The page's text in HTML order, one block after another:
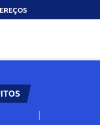
N